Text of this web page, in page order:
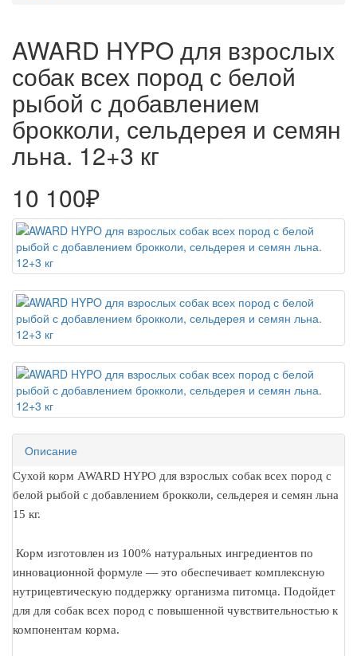
AWARD HYPO для взрослых
собак всех пород с белой
рыбой с добавлением
брокколи, сельдерея и семян
льна. 12+3 кг
10 100₽
Описание
Сухой корм AWARD HYPO для взрослых собак всех пород с
белой рыбой с добавлением брокколи, сельдерея и семян льна
15 кг.
Корм изготовлен из 100% натуральных ингредиентов по
инновационной формуле — это обеспечивает комплексную
нутрицевтическую поддержку организма питомца. Подойдет
для для собак всех пород с повышенной чувствительностью к
компонентам корма.